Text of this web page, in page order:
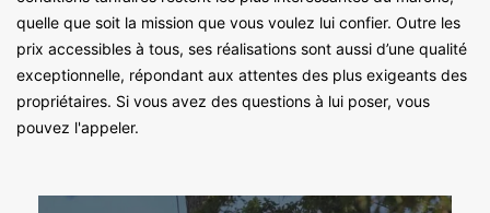
quelle que soit la mission que vous voulez lui confier. Outre les
prix accessibles à tous, ses réalisations sont aussi d’une qualité
exceptionnelle, répondant aux attentes des plus exigeants des
propriétaires. Si vous avez des questions à lui poser, vous
pouvez l'appeler.